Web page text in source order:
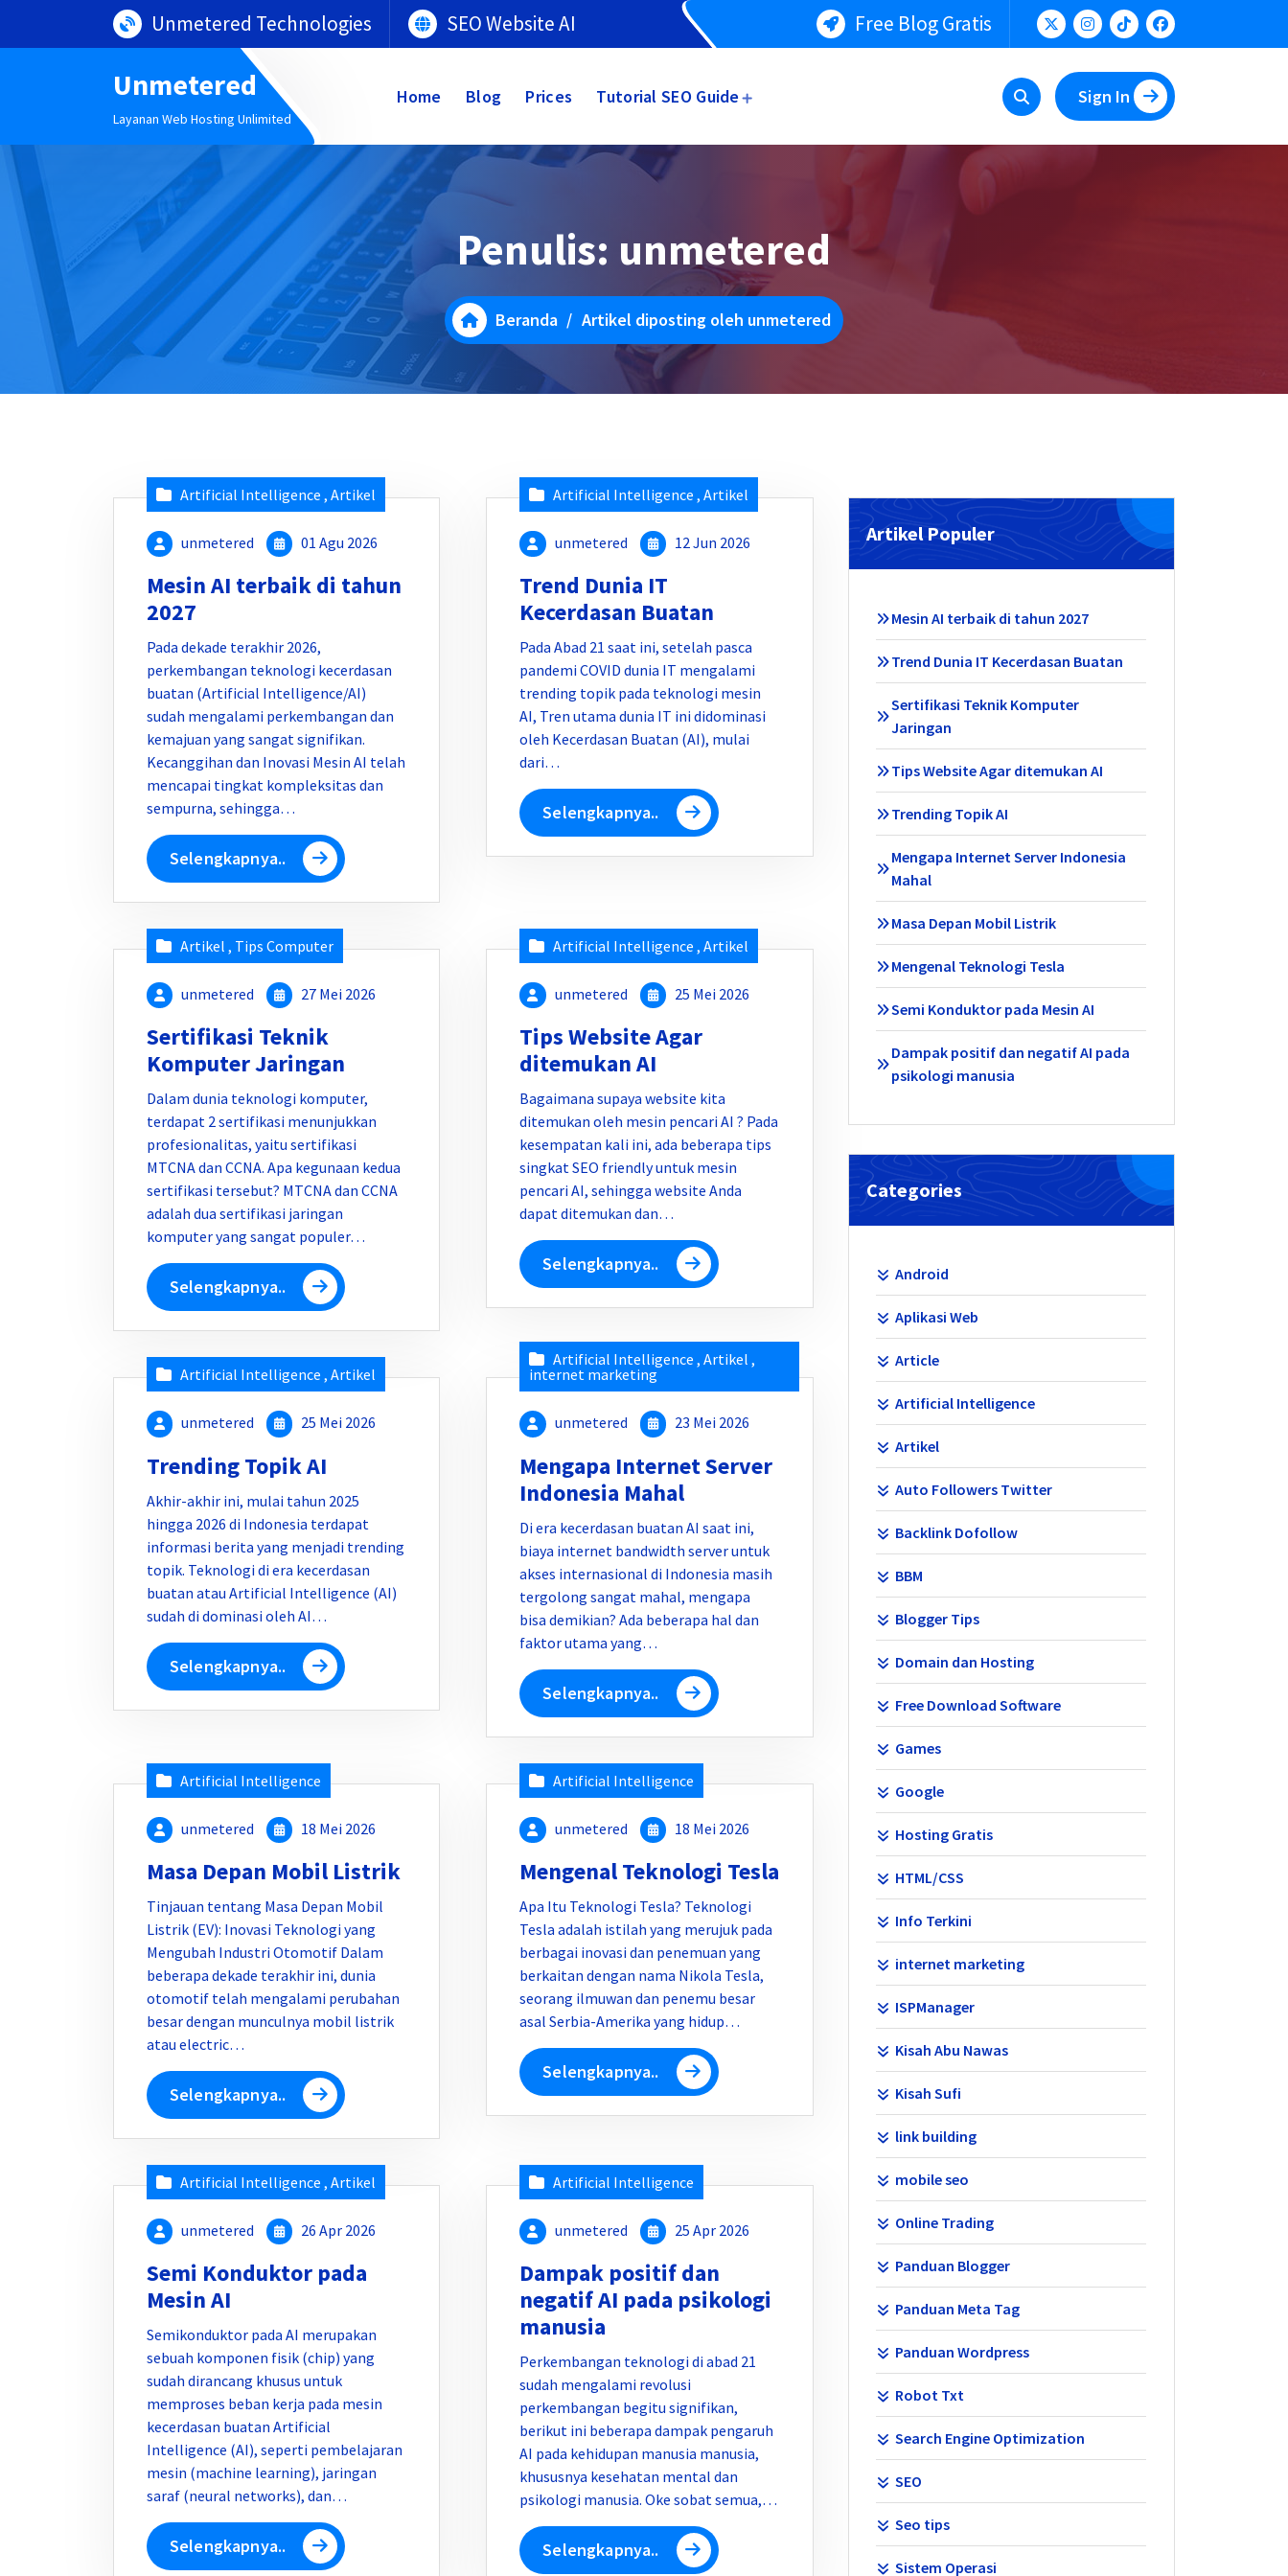
Unmetered Technologies SEO Website AI Free Blog Gratis
Unmetered
Layanan Web Hosting Unlimited
Home Blog Prices Tutorial SEO Guide Sign In
Penulis: unmetered
Beranda / Artikel diposting oleh unmetered
Artificial Intelligence , Artikel
unmetered 01 Agu 2026
Mesin AI terbaik di tahun
2027
Pada dekade terakhir 2026,
perkembangan teknologi kecerdasan
buatan (Artificial Intelligence/AI)
sudah mengalami perkembangan dan
kemajuan yang sangat signifikan.
Kecanggihan dan Inovasi Mesin AI telah
mencapai tingkat kompleksitas dan
sempurna, sehingga…
Selengkapnya..
Artificial Intelligence ,Artikel
unmetered 12 Jun 2026
Trend Dunia IT
Kecerdasan Buatan
Pada Abad 21 saat ini, setelah pasca
pandemi COVID dunia IT mengalami
trending topik pada teknologi mesin
AI, Tren utama dunia IT ini didominasi
oleh Kecerdasan Buatan (AI), mulai
dari…
Selengkapnya..
Artikel , Tips Computer
unmetered 27 Mei 2026
Sertifikasi Teknik
Komputer Jaringan
Dalam dunia teknologi komputer,
terdapat 2 sertifikasi menunjukkan
profesionalitas, yaitu sertifikasi
MTCNA dan CCNA. Apa kegunaan kedua
sertifikasi tersebut? MTCNA dan CCNA
adalah dua sertifikasi jaringan
komputer yang sangat populer…
Selengkapnya..
Artificial Intelligence ,Artikel
unmetered 25 Mei 2026
Tips Website Agar
ditemukan AI
Bagaimana supaya website kita
ditemukan oleh mesin pencari AI ? Pada
kesempatan kali ini, ada beberapa tips
singkat SEO friendly untuk mesin
pencari AI, sehingga website Anda
dapat ditemukan dan…
Selengkapnya..
Artificial Intelligence , Artikel
unmetered 25 Mei 2026
Trending Topik AI
Akhir-akhir ini, mulai tahun 2025
hingga 2026 di Indonesia terdapat
informasi berita yang menjadi trending
topik. Teknologi di era kecerdasan
buatan atau Artificial Intelligence (AI)
sudah di dominasi oleh AI…
Selengkapnya..
Artificial Intelligence ,Artikel ,
internet marketing
unmetered 23 Mei 2026
Mengapa Internet Server
Indonesia Mahal
Di era kecerdasan buatan AI saat ini,
biaya internet bandwidth server untuk
akses internasional di Indonesia masih
tergolong sangat mahal, mengapa
bisa demikian? Ada beberapa hal dan
faktor utama yang…
Selengkapnya..
Artificial Intelligence
unmetered 18 Mei 2026
Masa Depan Mobil Listrik
Tinjauan tentang Masa Depan Mobil
Listrik (EV): Inovasi Teknologi yang
Mengubah Industri Otomotif Dalam
beberapa dekade terakhir ini, dunia
otomotif telah mengalami perubahan
besar dengan munculnya mobil listrik
atau electric…
Selengkapnya..
Artificial Intelligence
unmetered 18 Mei 2026
Mengenal Teknologi Tesla
Apa Itu Teknologi Tesla? Teknologi
Tesla adalah istilah yang merujuk pada
berbagai inovasi dan penemuan yang
berkaitan dengan nama Nikola Tesla,
seorang ilmuwan dan penemu besar
asal Serbia-Amerika yang hidup…
Selengkapnya..
Artificial Intelligence , Artikel
unmetered 26 Apr 2026
Semi Konduktor pada
Mesin AI
Semikonduktor pada AI merupakan
sebuah komponen fisik (chip) yang
sudah dirancang khusus untuk
memproses beban kerja pada mesin
kecerdasan buatan Artificial
Intelligence (AI), seperti pembelajaran
mesin (machine learning), jaringan
saraf (neural networks), dan…
Selengkapnya..
Artificial Intelligence
unmetered 25 Apr 2026
Dampak positif dan
negatif AI pada psikologi
manusia
Perkembangan teknologi di abad 21
sudah mengalami revolusi
perkembangan begitu signifikan,
berikut ini beberapa dampak pengaruh
AI pada kehidupan manusia manusia,
khususnya kesehatan mental dan
psikologi manusia. Oke sobat semua,…
Selengkapnya..
Artikel Populer
Mesin AI terbaik di tahun 2027
Trend Dunia IT Kecerdasan Buatan
Sertifikasi Teknik Komputer
Jaringan
Tips Website Agar ditemukan AI
Trending Topik AI
Mengapa Internet Server Indonesia
Mahal
Masa Depan Mobil Listrik
Mengenal Teknologi Tesla
Semi Konduktor pada Mesin AI
Dampak positif dan negatif AI pada
psikologi manusia
Categories
Android
Aplikasi Web
Article
Artificial Intelligence
Artikel
Auto Followers Twitter
Backlink Dofollow
BBM
Blogger Tips
Domain dan Hosting
Free Download Software
Games
Google
Hosting Gratis
HTML/CSS
Info Terkini
internet marketing
ISPManager
Kisah Abu Nawas
Kisah Sufi
link building
mobile seo
Online Trading
Panduan Blogger
Panduan Meta Tag
Panduan Wordpress
Robot Txt
Search Engine Optimization
SEO
Seo tips
Sistem Operasi